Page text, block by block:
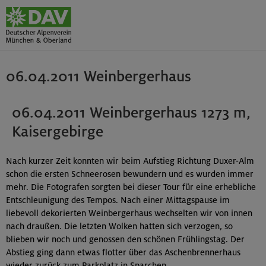
06.04.2011 Weinbergerhaus
06.04.2011 Weinbergerhaus 1273 m,
Kaisergebirge
Nach kurzer Zeit konnten wir beim Aufstieg Richtung Duxer-Alm
schon die ersten Schneerosen bewundern und es wurden immer
mehr. Die Fotografen sorgten bei dieser Tour für eine erhebliche
Entschleunigung des Tempos. Nach einer Mittagspause im
liebevoll dekorierten Weinbergerhaus wechselten wir von innen
nach draußen. Die letzten Wolken hatten sich verzogen, so
blieben wir noch und genossen den schönen Frühlingstag. Der
Abstieg ging dann etwas flotter über das Aschenbrennerhaus